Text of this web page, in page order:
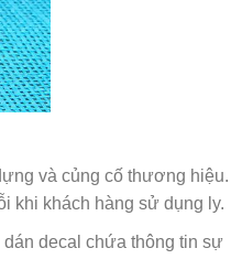
và củng cố thương hiệu.
khi khách hàng sử dụng ly.
decal chứa thông tin sự